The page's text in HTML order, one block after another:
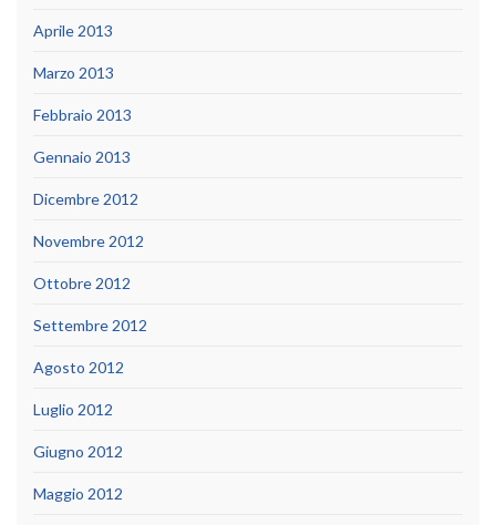
Aprile 2013
Marzo 2013
Febbraio 2013
Gennaio 2013
Dicembre 2012
Novembre 2012
Ottobre 2012
Settembre 2012
Agosto 2012
Luglio 2012
Giugno 2012
Maggio 2012